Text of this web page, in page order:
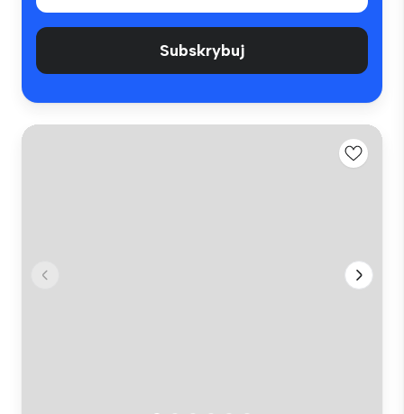
Subskrybuj